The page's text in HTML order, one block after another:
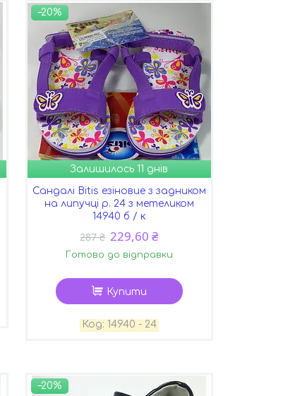
–20%
Залишилось 11 днів
Сандалі Bitis езіновие з задником
на липучці р. 24 з метеликом
14940 б / к
287 ₴ 229,60 ₴
Готово до відправки
Купити
14940 - 24
–20%